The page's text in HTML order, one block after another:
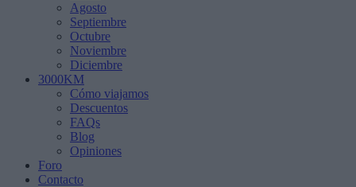
Agosto
Septiembre
Octubre
Noviembre
Diciembre
3000KM
Cómo viajamos
Descuentos
FAQs
Blog
Opiniones
Foro
Contacto